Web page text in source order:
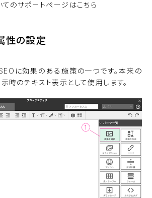
のサポートページはこちら
性の設定
に効果のある施策の一つです。本来の
時のテキスト表示として使用します。